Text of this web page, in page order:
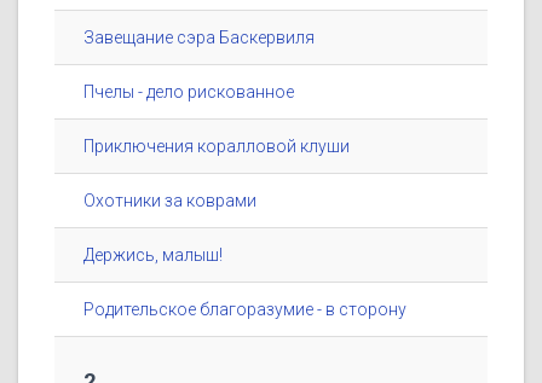
Завещание сэра Баскервиля
Пчелы - дело рискованное
Приключения коралловой клуши
Охотники за коврами
Держись, малыш!
Родительское благоразумие - в сторону